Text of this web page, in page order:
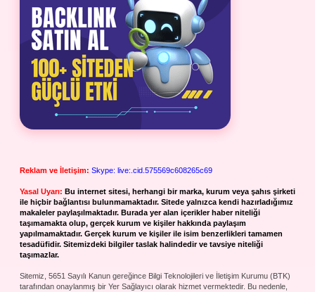
Reklam ve İletişim: Skype: live:.cid.575569c608265c69
Yasal Uyarı: Bu internet sitesi, herhangi bir marka, kurum veya şahıs şirketi
ile hiçbir bağlantısı bulunmamaktadır. Sitede yalnızca kendi hazırladığımız
makaleler paylaşılmaktadır. Burada yer alan içerikler haber niteliği
taşımamakta olup, gerçek kurum ve kişiler hakkında paylaşım
yapılmamaktadır. Gerçek kurum ve kişiler ile isim benzerlikleri tamamen
tesadüfidir. Sitemizdeki bilgiler taslak halindedir ve tavsiye niteliği
taşımazlar.
Sitemiz, 5651 Sayılı Kanun gereğince Bilgi Teknolojileri ve İletişim Kurumu (BTK)
tarafından onaylanmış bir Yer Sağlayıcı olarak hizmet vermektedir. Bu nedenle,